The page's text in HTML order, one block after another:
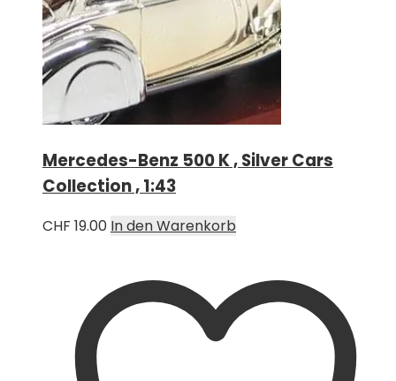
Mercedes-Benz 500 K , Silver Cars
Collection , 1:43
CHF 19.00 In den Warenkorb